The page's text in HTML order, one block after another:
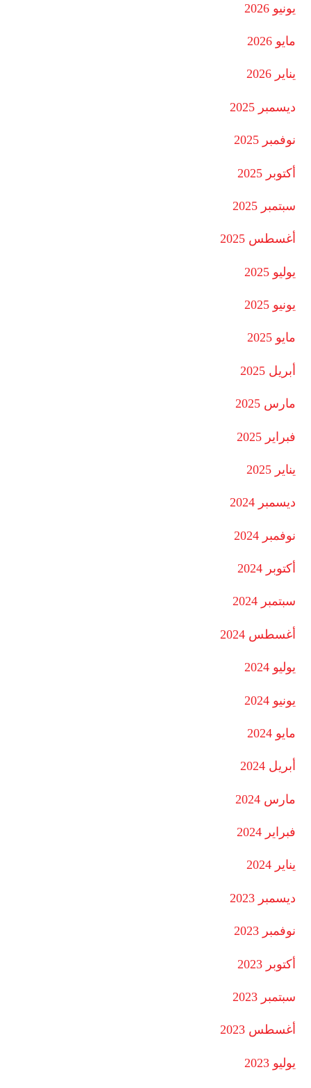
يونيو 2026
مايو 2026
يناير 2026
ديسمبر 2025
نوفمبر 2025
أكتوبر 2025
سبتمبر 2025
أغسطس 2025
يوليو 2025
يونيو 2025
مايو 2025
أبريل 2025
مارس 2025
فبراير 2025
يناير 2025
ديسمبر 2024
نوفمبر 2024
أكتوبر 2024
سبتمبر 2024
أغسطس 2024
يوليو 2024
يونيو 2024
مايو 2024
أبريل 2024
مارس 2024
فبراير 2024
يناير 2024
ديسمبر 2023
نوفمبر 2023
أكتوبر 2023
سبتمبر 2023
أغسطس 2023
يوليو 2023